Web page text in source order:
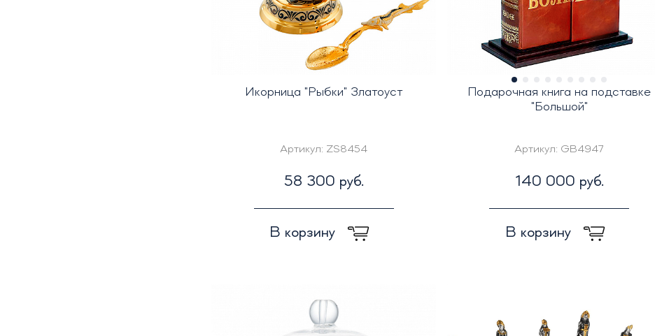
Икорница "Рыбки" Златоуст
Артикул: ZS8454
58 300 руб.
В корзину
Подарочная книга на подставке
"Большой"
Артикул: GB4947
140 000 руб.
В корзину